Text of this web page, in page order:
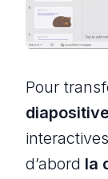
Pour
d’abord la